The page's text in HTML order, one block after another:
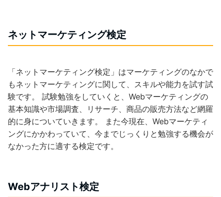
ネットマーケティング検定
「ネットマーケティング検定」はマーケティングのなかで
もネットマーケティングに関して、スキルや能力を試す試
験です。 試験勉強をしていくと、Webマーケティングの
基本知識や市場調査、リサーチ、商品の販売方法など網羅
的に身についていきます。 また今現在、Webマーケティ
ングにかかわっていて、今までじっくりと勉強する機会が
なかった方に適する検定です。
Webアナリスト検定